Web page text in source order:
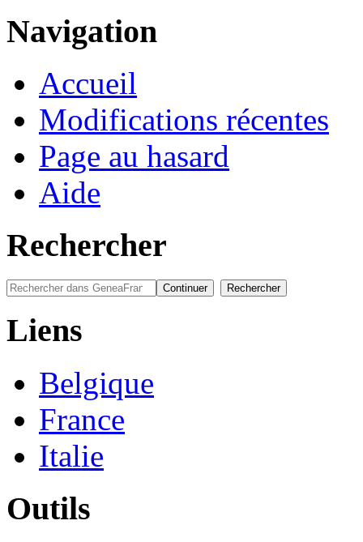
Navigation
Accueil
Modifications récentes
Page au hasard
Aide
Rechercher
Liens
Belgique
France
Italie
Outils